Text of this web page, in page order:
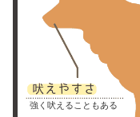
強く吠えることもある